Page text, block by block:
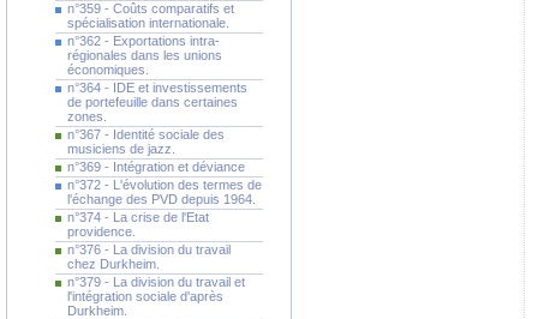
n°359 - Coûts comparatifs et
spécialisation internationale.
n°362 - Exportations intra-
régionales dans les unions
économiques.
n°364 - IDE et investissements
de portefeuille dans certaines
zones.
n°367 - Identité sociale des
musiciens de jazz.
n°369 - Intégration et déviance
n°372 - L'évolution des termes de
l'échange des PVD depuis 1964.
n°374 - La crise de l'Etat
providence.
n°376 - La division du travail
chez Durkheim.
n°379 - La division du travail et
l'intégration sociale d'après
Durkheim.